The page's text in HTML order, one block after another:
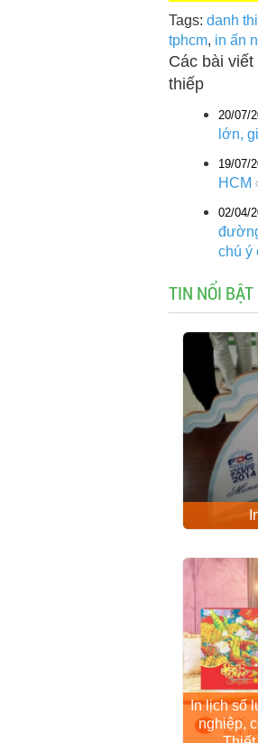
Tags: danh
tphcm, in ấn
Các bài
thiếp
20/07/
lớn,
19/07/
HCM
02/04/
chú ý
TIN NỔI
In lịch số
nghiệp,